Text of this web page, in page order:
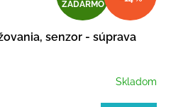
A
D
A
ZADARMO
senzor - súprava
Skladom